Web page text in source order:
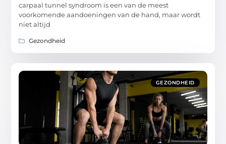
carpaal tunnel syndroom is een van de meest
voorkomende aandoeningen van de hand, maar wordt
niet altijd
Gezondheid
GEZONDHEID